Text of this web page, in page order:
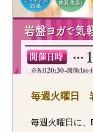
毎週火曜日
毎週火曜日に